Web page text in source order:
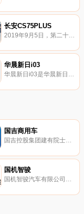
长安CS75PLUS
华晨新日i03
华晨新日i03是华晨新日于2021年发布的车型。
国吉商用车
国机智骏
国机智骏汽车有限公司（以下简称‘国机智骏’）成立于2017年 注册资本8亿元。